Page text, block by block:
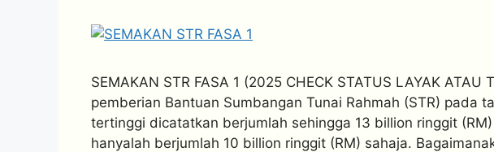
SEMAKAN STR FASA 1 (2025 CHECK STATUS LAYAK ATAU
pemberian Bantuan Sumbangan Tunai Rahmah (STR) pada
tertinggi dicatatkan berjumlah sehingga 13 billion ringgit
hanyalah berjumlah 10 billion ringgit (RM) sahaja.